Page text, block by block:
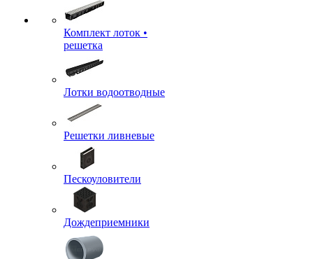
Комплект лоток •
решетка
Лотки водоотводные
Решетки ливневые
Пескоуловители
Дождеприемники